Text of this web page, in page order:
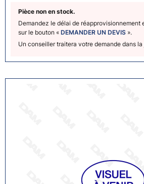
Pièce non en stock.
Demandez le délai de réapprovisionnement
sur le bouton « DEMANDER UN DEVIS ».
Un conseiller traitera votre demande dans la